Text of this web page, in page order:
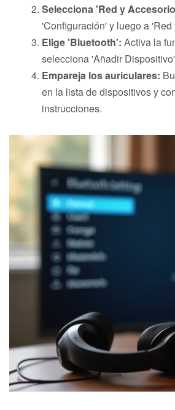
Selecciona 'Red y
'Configuración' y luego a 'Red
Elige 'Bluetooth': Activa la
selecciona 'Añadir
Empareja los auriculares:
en la lista de dispositivos y
instrucciones.